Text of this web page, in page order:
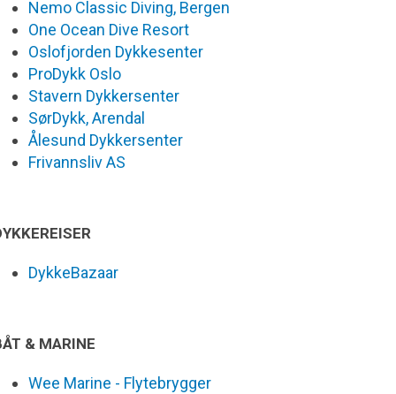
Nemo Classic Diving, Bergen
One Ocean Dive Resort
Oslofjorden Dykkesenter
ProDykk Oslo
Stavern Dykkersenter
SørDykk, Arendal
Ålesund Dykkersenter
Frivannsliv AS
DykkeBazaar
& MARINE
Wee Marine - Flytebrygger